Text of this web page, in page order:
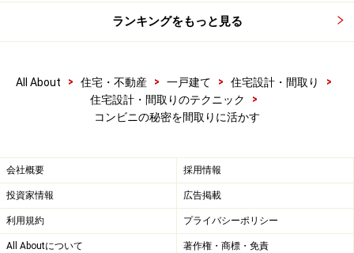
ランキングをもっと見る
All About > 住宅・不動産 > 一戸建て > 住宅設計・間取り
>
住宅設計・間取りのテクニック
>
コンビニの秘密を間取りに活かす
会社概要 採用情報
投資家情報 広告掲載
利用規約 プライバシーポリシー
All Aboutについて 著作権・商標・免責